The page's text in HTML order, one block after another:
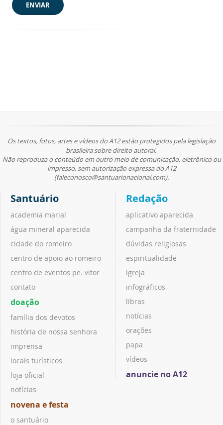
ENVIAR
Os textos, fotos, artes e vídeos do A12 estão protegidos pela legislação
brasileira sobre direito autoral.
Não reproduza o conteúdo em outro meio de comunicação, eletrônico ou
impresso, sem autorização expressa do A12
(faleconosco@santuarionacional.com).
Santuário
academia marial
água mineral aparecida
cidade do romeiro
centro de apoio ao romeiro
centro de eventos pe. vitor
contato
doação
família dos devotos
história de nossa senhora
imprensa
locais turísticos
loja oficial
notícias
novena e festa
o santuário
Redação
aplicativo aparecida
campanha da fraternidade
dúvidas religiosas
espiritualidade
igreja
infográficos
libras
notícias
orações
papa
vídeos
anuncie no A12